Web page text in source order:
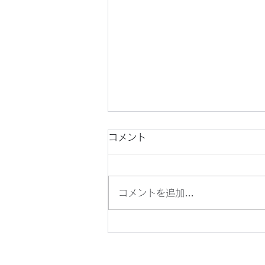
目の青いオニヤンマを見つけ
コメント
コメントを追加…